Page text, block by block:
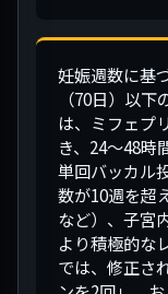
妊娠週数に基
（70日）以
は、ミフェプ
き、24〜48時
単回バッカル
数が10週を超
など）、子宮
より積極的な
では、修正さ